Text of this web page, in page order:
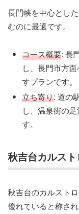
長門峡を中心とし
むのに最適です。
コース概要: 長
し、長門市方
すプランです。
立ち寄り: 道の
し、温泉街の
す。
秋吉台カルス
秋吉台のカルスト
優れていると称され